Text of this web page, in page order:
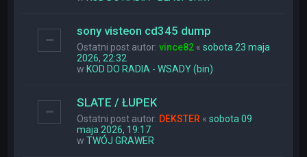
sony visteon cd345 dump
Ostatni post autor:vince82 «sobota 23 maja
2026, 22:32
w KOD DO RADIA - WSADY (bin)
SLATE / ŁUPEK
Ostatni post autor: DEKSTER «sobota 09
maja 2026, 19:17
wTWÓJ GRAWER